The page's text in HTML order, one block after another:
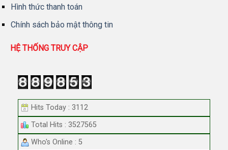
Hình thức thanh toán
Chính sách bảo mật thông tin
HỆ THỐNG TRUY CẬP
Hits Today : 3112
Total Hits : 3527565
Who's Online : 5